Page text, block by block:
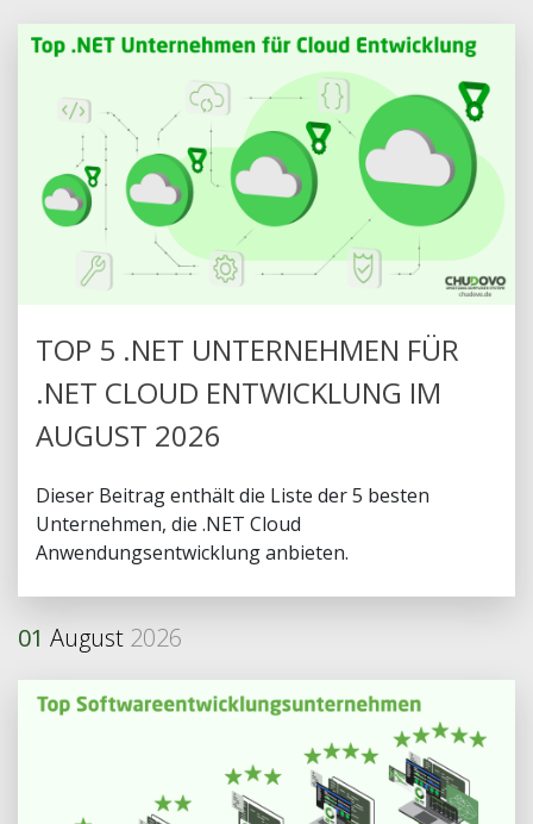
TOP 5 .NET UNTERNEHMEN FÜR
.NET CLOUD ENTWICKLUNG IM
AUGUST 2026
Dieser Beitrag enthält die Liste der 5 besten
Unternehmen, die .NET Cloud
Anwendungsentwicklung anbieten.
01 August 2026